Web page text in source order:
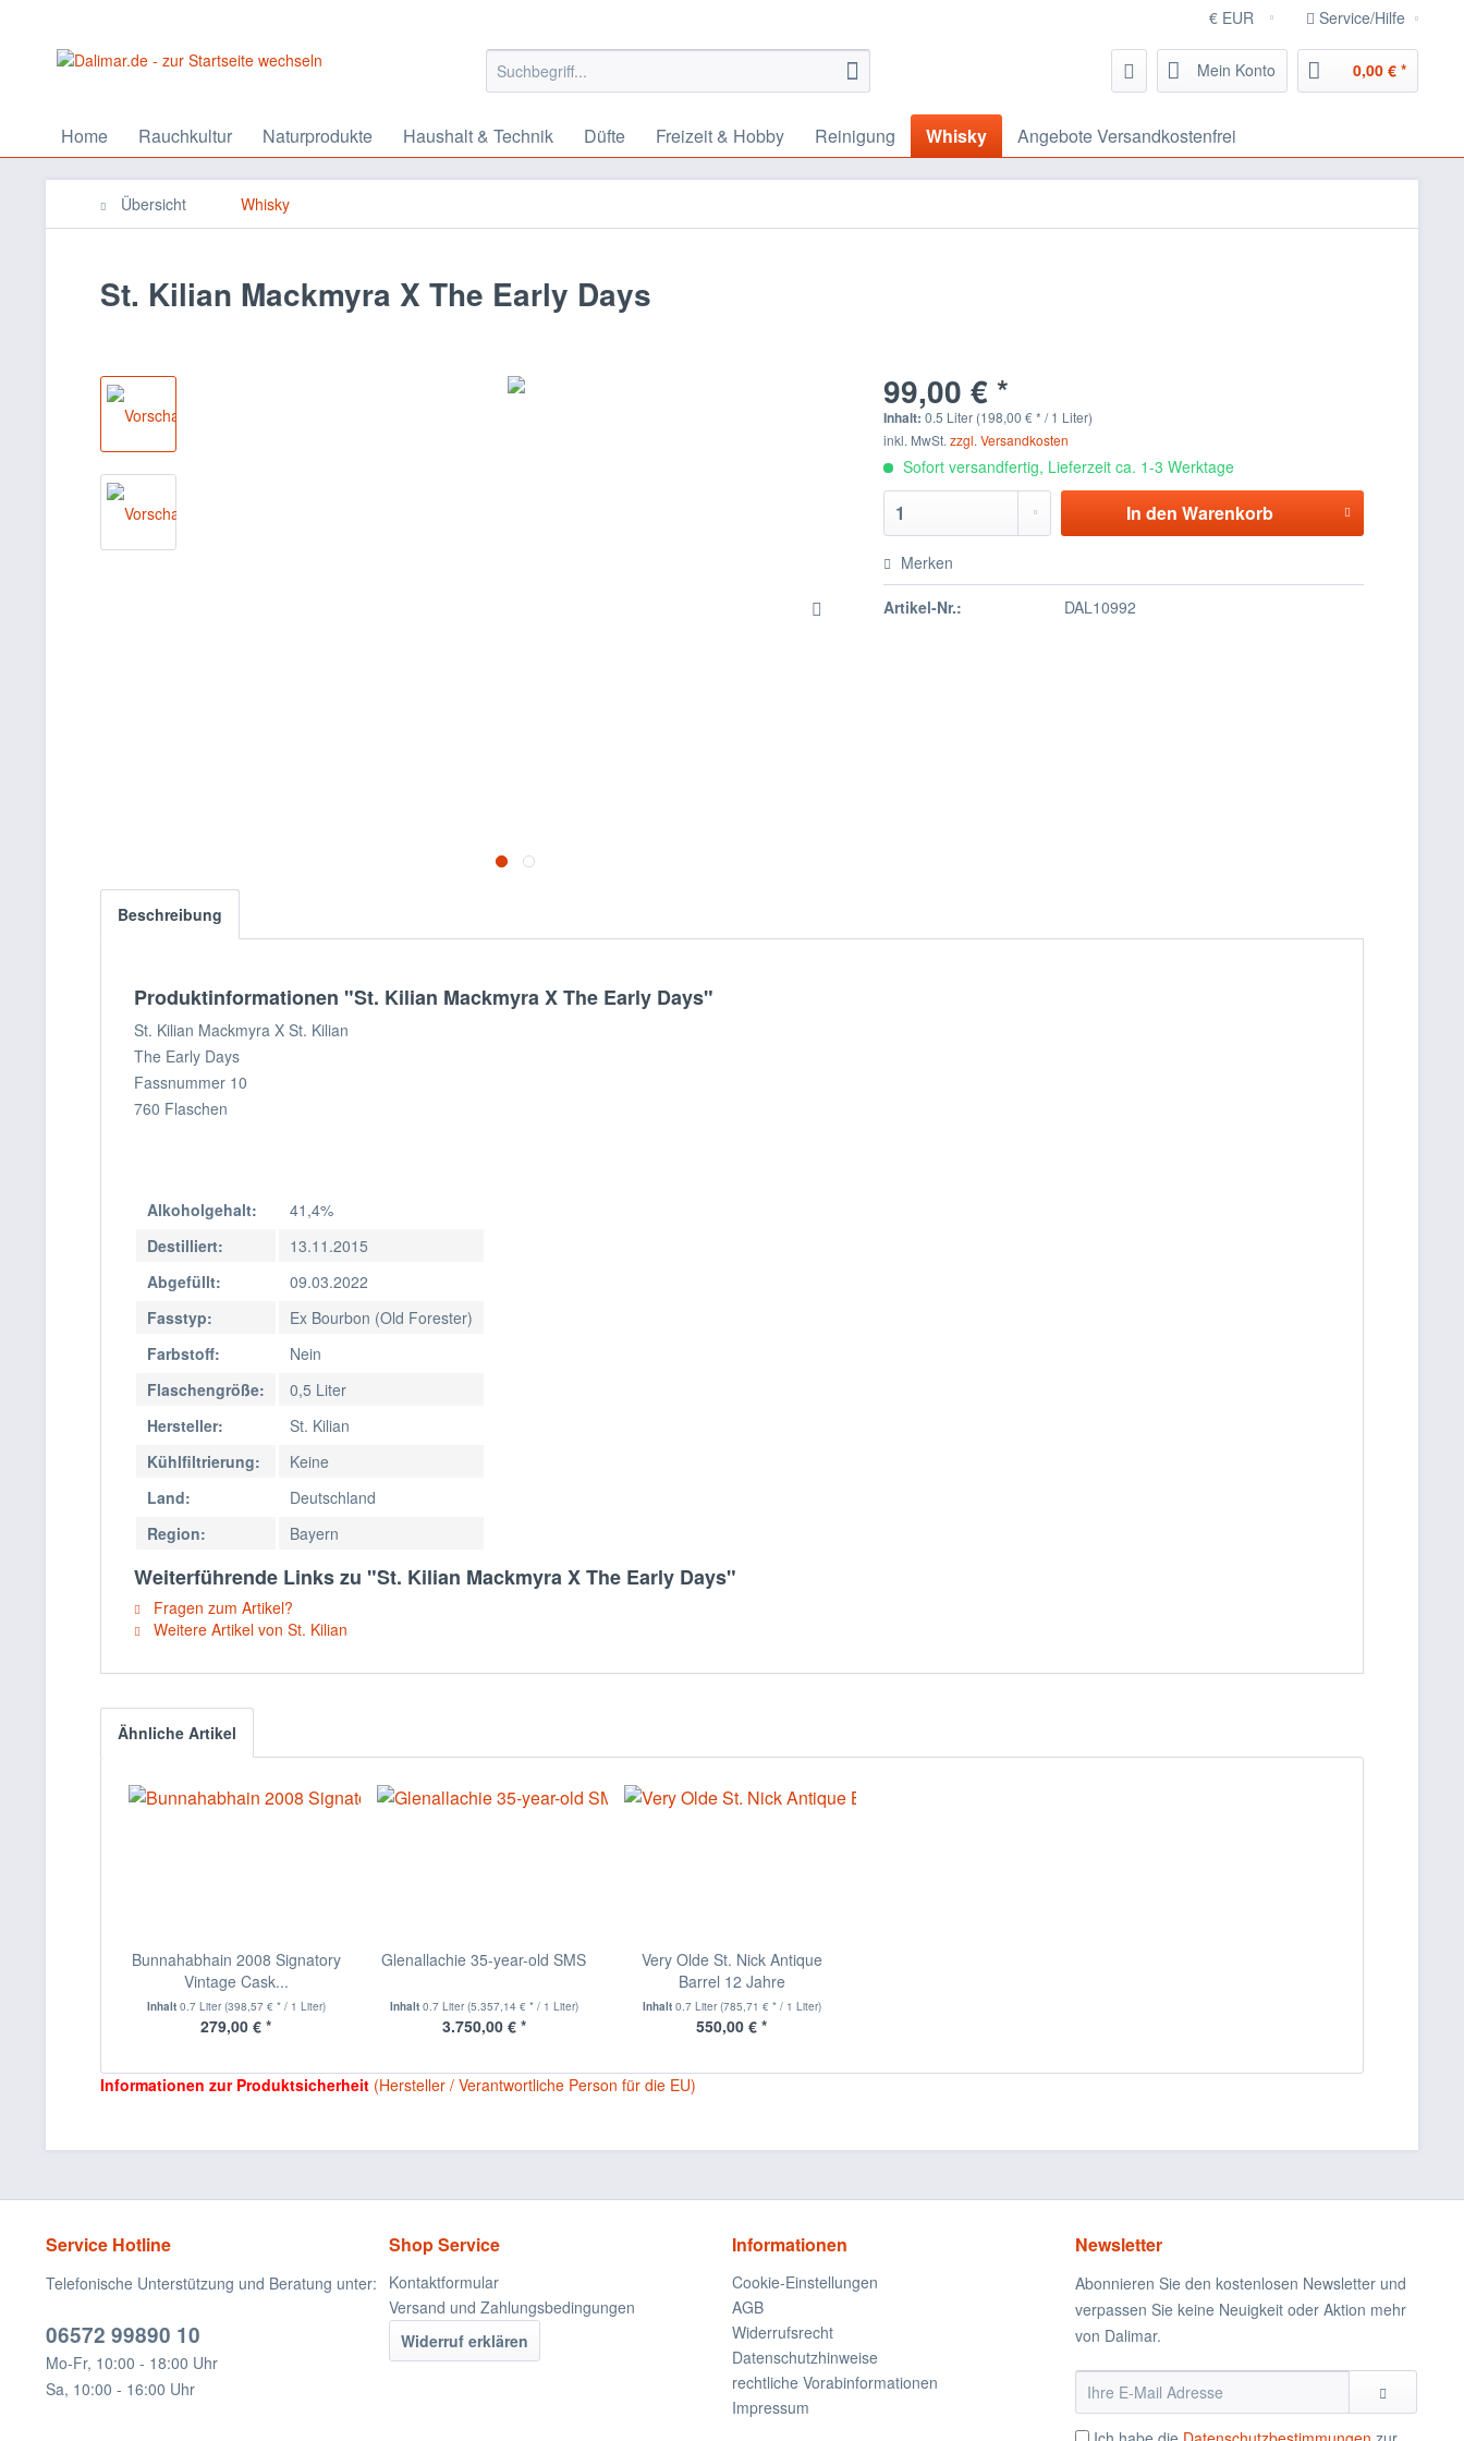
Service/Hilfe
Mein Konto 0,00 € *
Home Rauchkultur Naturprodukte Haushalt & Technik Düfte Freizeit & Hobby Reinigung Whisky Angebote Versandkostenfrei
Übersicht Whisky
St. Kilian Mackmyra X The Early Days
99,00 € *
Inhalt:0.5 Liter (198,00 € * / 1 Liter)
inkl. MwSt.zzgl. Versandkosten
Sofort versandfertig, Lieferzeit ca. 1-3 Werktage
In den Warenkorb
Merken
Artikel-Nr.: DAL10992
Beschreibung
Produktinformationen "St. Kilian Mackmyra X The Early Days"
St. Kilian Mackmyra X St. Kilian
The Early Days
Fassnummer 10
760 Flaschen
Alkoholgehalt:
41,4%
Destilliert:
13.11.2015
Abgefüllt:
09.03.2022
Fasstyp:
Ex Bourbon (Old Forester)
Farbstoff:
Nein
Flaschengröße:
0,5 Liter
Hersteller:
St. Kilian
Kühlfiltrierung:
Keine
Land:
Deutschland
Region:
Bayern
Weiterführende Links zu "St. Kilian Mackmyra X The Early Days"
Fragen zum Artikel?
Weitere Artikel von St. Kilian
Ähnliche Artikel
Bunnahabhain 2008 Signatory
Vintage Cask...
Inhalt 0.7 Liter(398,57 € * / 1 Liter)
279,00 € *
Glenallachie 35-year-old SMS
Inhalt 0.7 Liter(5.357,14 € * / 1 Liter)
3.750,00 € *
Very Olde St. Nick Antique
Barrel 12 Jahre
Inhalt 0.7 Liter(785,71 € * / 1 Liter)
550,00 € *
Informationen zur Produktsicherheit (Hersteller / Verantwortliche Person für die EU)
Service Hotline
Telefonische Unterstützung und Beratung unter:
06572 99890 10
Mo-Fr, 10:00 - 18:00 Uhr
Sa, 10:00 - 16:00 Uhr
Shop Service
Kontaktformular
Versand und Zahlungsbedingungen
Widerruf erklären
Informationen
Cookie-Einstellungen
AGB
Widerrufsrecht
Datenschutzhinweise
rechtliche Vorabinformationen
Impressum
Newsletter
Abonnieren Sie den kostenlosen Newsletter und
verpassen Sie keine Neuigkeit oder Aktion mehr
von Dalimar.